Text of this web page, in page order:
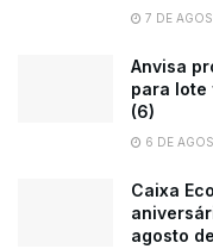
7 DE
Anvisa
para lote
(6)
6 DE
Caixa
agosto